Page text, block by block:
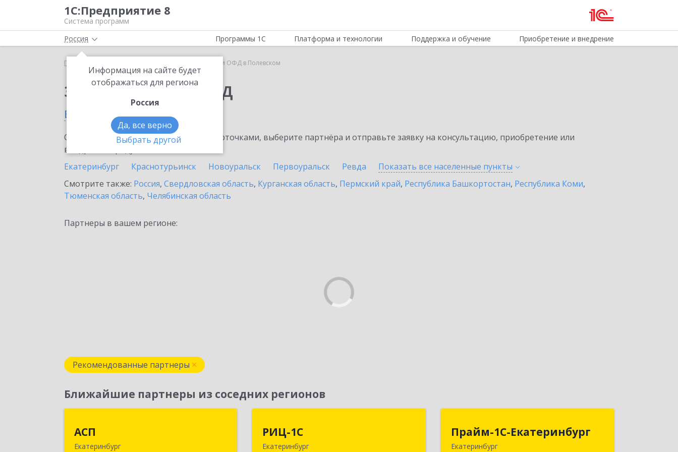
1С:Предприятие 8
Система программ
Россия
Информация на сайте будет
отображаться для региона
Россия
Да, все верно
Выбрать другой
Программы 1С Платформа и технологии Поддержка и обучение Приобретение и внедрение
Главная 1С-Чеки ОФД в Полевском
Заказать 1С-Чеки ОФД
в Полевском
Ознакомьтесь с информационными карточками, выберите партнёра и отправьте заявку на консультацию, приобретение или
внедрение продукта.
Екатеринбург
Краснотурьинск Новоуральск Первоуральск Ревда Показать все населенные пункты
Смотрите также: Россия, Свердловская область, Курганская область, Пермский край, Республика Башкортостан, Республика Коми,
Тюменская область, Челябинская область
Партнеры в вашем регионе:
Рекомендованные партнеры
Ближайшие партнеры из соседних регионов
АСП
Екатеринбург
РИЦ-1С
Екатеринбург
Прайм-1С-Екатеринбург
Екатеринбург
Прайм-1С-Екатеринбург